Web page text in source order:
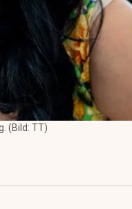
(Bild: TT)